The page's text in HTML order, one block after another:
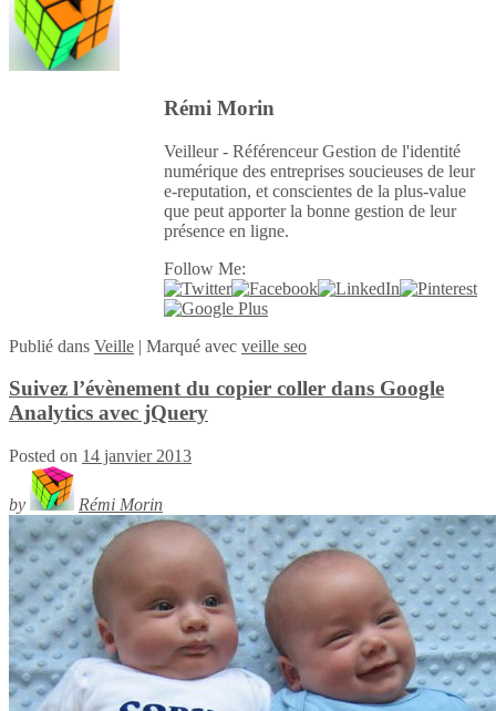
Rémi Morin
Veilleur - Référenceur Gestion de l'identité
numérique des entreprises soucieuses de leur
e-reputation, et conscientes de la plus-value
que peut apporter la bonne gestion de leur
présence en ligne.
Follow Me:
Publié dans Veille | Marqué avec veille seo
Suivez l’évènement du copier coller dans Google
Analytics avec jQuery
Posted on 14 janvier 2013
by Rémi Morin